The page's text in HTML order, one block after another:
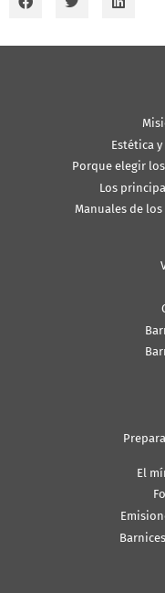
Estética
Porque elegir
Los
Manuales de
El